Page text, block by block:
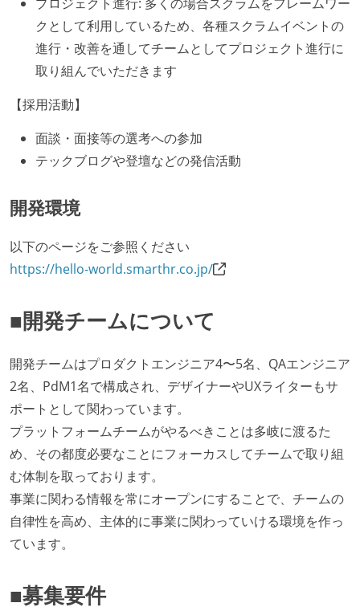
クとして利用しているため、各種スクラムイベントの
進行・改善を通してチームとしてプロジェクト進行に
取り組んでいただきます
【採用活動】
面談・面接等の選考への参加
テックブログや登壇などの発信活動
開発環境
以下のページをご参照ください
https://hello-world.smarthr.co.jp/
■開発チームについて
開発チームはプロダクトエンジニア4〜5名、QAエンジニア
2名、PdM1名で構成され、デザイナーやUXライターもサ
ポートとして関わっています。
プラットフォームチームがやるべきことは多岐に渡るた
め、その都度必要なことにフォーカスしてチームで取り組
む体制を取っております。
事業に関わる情報を常にオープンにすることで、チームの
自律性を高め、主体的に事業に関わっていける環境を作っ
ています。
■募集要件